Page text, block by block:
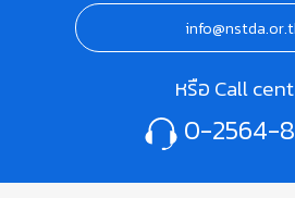
หรือ Call
0-2564-